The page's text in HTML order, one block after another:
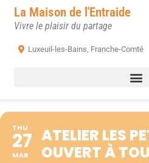
La Maison de l'Entraide
Vivre le plaisir du partage
Luxeuil-les-Bains, Franche-Comté
THU
27
MAR
ATELIER LES
OUVERT À